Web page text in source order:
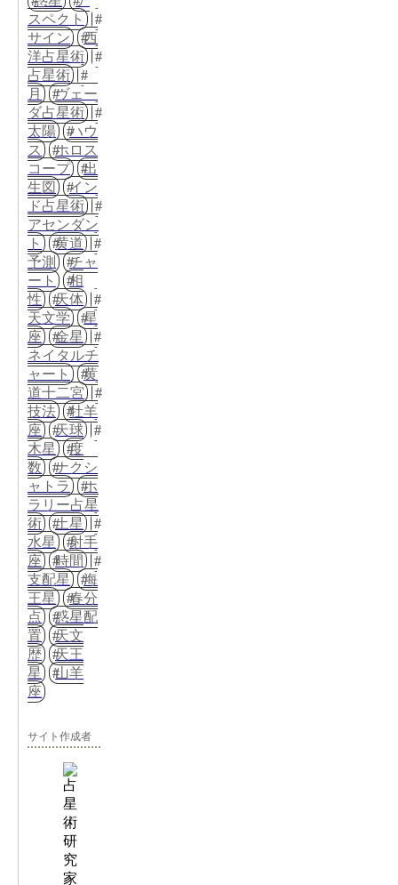
スペクト
サイン
西
洋占星術
占星術
月
ヴェー
ダ占星術
太陽
ハウ
ス
ホロス
コープ
出
生図
イン
ド占星術
アセンダン
ト
黄道
予測
チャ
ート
相
性
天体
天文学
星
座
金星
ネイタルチ
ャート
黄
道十二宮
技法
牡羊
座
天球
木星
度
数
ナクシ
ャトラ
ホ
ラリー占星
術
土星
水星
射手
座
時間
支配星
海
王星
春分
点
惑星配
置
天文
歴
天王
星
山羊
座
サイト作成者